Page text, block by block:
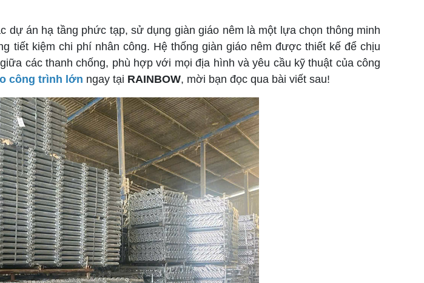
án hạ tầng phức tạp, sử dụng giàn giáo nêm là một lựa chọn thông minh
tiết kiệm chi phí nhân công. Hệ thống giàn giáo nêm được thiết kế để chịu
các thanh chống, phù hợp với mọi địa hình và yêu cầu kỹ thuật của công
công trình lớn ngay tại RAINBOW, mời bạn đọc qua bài viết sau!